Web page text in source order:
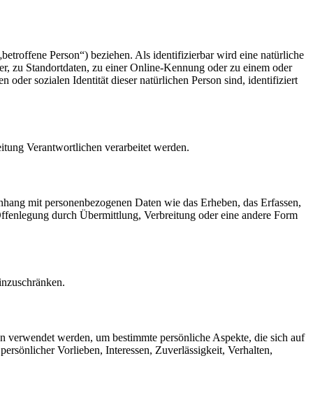
Person“) beziehen. Als identifizierbar wird eine natürliche
zu Standortdaten, zu einer Online-Kennung oder zu einem oder
oder sozialen Identität dieser natürlichen Person sind, identifiziert
Verantwortlichen verarbeitet werden.
mit personenbezogenen Daten wie das Erheben, das Erfassen,
durch Übermittlung, Verbreitung oder eine andere Form
verwendet werden, um bestimmte persönliche Aspekte, die sich auf
Vorlieben, Interessen, Zuverlässigkeit, Verhalten,